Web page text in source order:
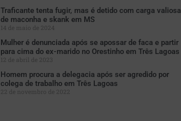
Traficante tenta fugir, mas é detido com carga valiosa
de maconha e skank em MS
14 de maio de 2024
Mulher é denunciada após se apossar de faca e partir
para cima do ex-marido no Orestinho em Três Lagoas
12 de abril de 2023
Homem procura a delegacia após ser agredido por
colega de trabalho em Três Lagoas
22 de novembro de 2022